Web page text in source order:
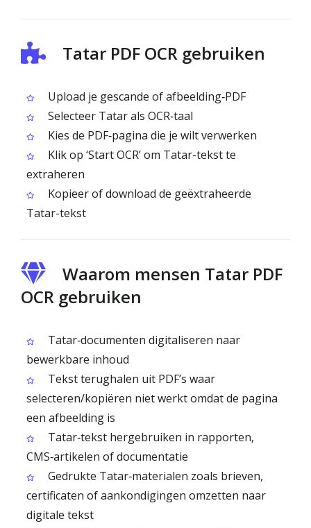
Tatar PDF OCR gebruiken
Upload je gescande of afbeelding‑PDF
Selecteer Tatar als OCR‑taal
Kies de PDF‑pagina die je wilt verwerken
Klik op ‘Start OCR’ om Tatar-tekst te
extraheren
Kopieer of download de geëxtraheerde
Tatar-tekst
Waarom mensen Tatar PDF
OCR gebruiken
Tatar‑documenten digitaliseren naar
bewerkbare inhoud
Tekst terughalen uit PDF’s waar
selecteren/kopiëren niet werkt omdat de pagina
een afbeelding is
Tatar‑tekst hergebruiken in rapporten,
CMS‑artikelen of documentatie
Gedrukte Tatar‑materialen zoals brieven,
certificaten of aankondigingen omzetten naar
digitale tekst